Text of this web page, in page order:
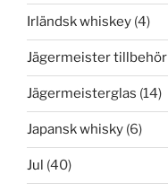
Irländsk whiskey (4)
Jägermeister tillbehör
Jägermeisterglas (14)
Japansk whisky (6)
Jul (40)